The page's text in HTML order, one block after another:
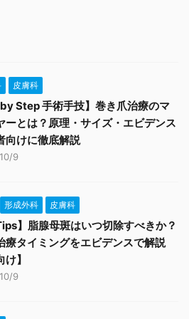
皮膚科
by Step 手術手技】巻き爪治療のマ
ーとは？原理・サイズ・エビデンス
向けに徹底解説
9
形成外科 皮膚科
】脂腺母斑はいつ切除すべきか？
療タイミングをエビデンスで解説
け】
9